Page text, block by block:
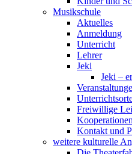
Musikschule
Aktuelles
Anmeldung
Unterricht
Lehrer
Jeki
Jeki –
Freiwillige
Kooperationen
Kontakt und
weitere kulturelle